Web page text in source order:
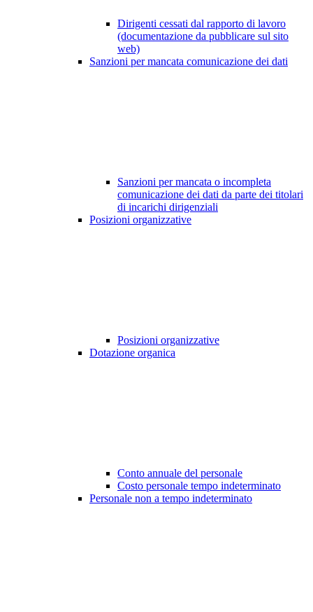
Dirigenti cessati dal rapporto di lavoro
(documentazione da pubblicare sul sito
web)
Sanzioni per mancata comunicazione dei dati
Sanzioni per mancata o incompleta
comunicazione dei dati da parte dei titolari
di incarichi dirigenziali
Posizioni organizzative
Posizioni organizzative
Dotazione organica
Conto annuale del personale
Costo personale tempo indeterminato
Personale non a tempo indeterminato